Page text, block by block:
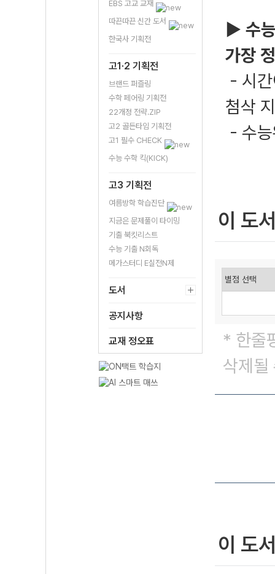
EBS 고교 교재
따끈따끈 신간 도서
한국사 기획전
고1·2 기획전
브랜드 퍼즐링
수학 페어링 기획전
22개정 전략.ZIP
고2 골든타임 기획전
고1 필수 CHECK
수능 수학 킥(KICK)
고3 기획전
여름방학 학습진단
지금은 문제풀이 타이밍
기출 북킷리스트
수능 기출 N회독
메가스터디 E실전N제
도서
공지사항
교재 정오표
▶ 수
가장
- 시
첨삭
- 수
이 도
* 한줄
삭제될
이 도